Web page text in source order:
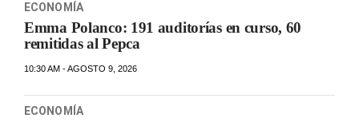
ECONOMÍA
Emma Polanco: 191 auditorías en curso, 60
remitidas al Pepca
10:30 AM - AGOSTO 9, 2026
ECONOMÍA